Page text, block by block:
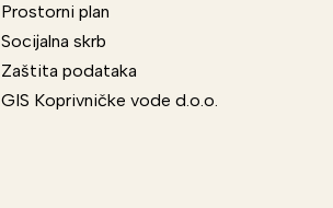
Prostorni plan
Socijalna skrb
Zaštita podataka
GIS Koprivničke vode d.o.o.